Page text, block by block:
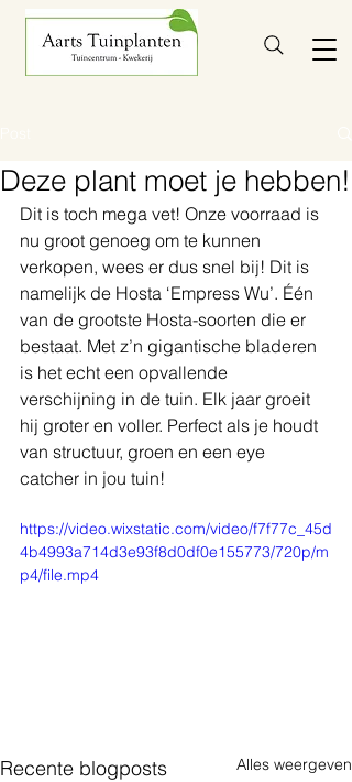
Deze plant moet je hebben!
Dit is toch mega vet! Onze voorraad is
nu groot genoeg om te kunnen
verkopen, wees er dus snel bij! Dit is
namelijk de Hosta ‘Empress Wu’. Één
van de grootste Hosta-soorten die er
bestaat. Met z’n gigantische bladeren
is het echt een opvallende
verschijning in de tuin. Elk jaar groeit
hij groter en voller. Perfect als je houdt
van structuur, groen en een eye
catcher in jou tuin!
https://video.wixstatic.com/video/f7f77c_45d
4b4993a714d3e93f8d0df0e155773/720p/m
p4/file.mp4
Recente blogposts Alles weergeven